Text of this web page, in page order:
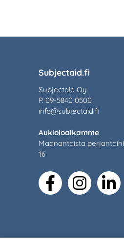
Subjectaid.fi
Subjectaid Oy
P. 09-5840 0500
info@subjectaid.fi
Aukioloaikamme
Maanantaista
16
facebookinstagram